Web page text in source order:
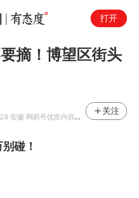
打开
摘！博望区街头
·安徽·网易号优质内容创作者
关注
碰！